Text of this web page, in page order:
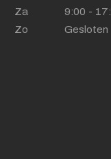
Za
9:00 -
Zo
Gesloten